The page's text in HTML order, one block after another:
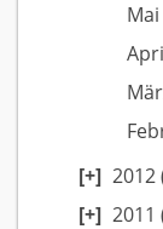
Mai
2012
2011